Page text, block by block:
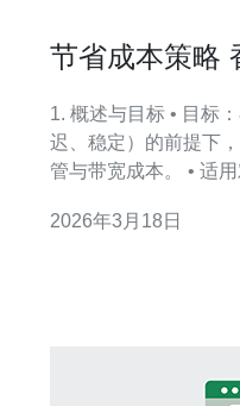
节省成本策略
1. 概述与目标 • 目标：在保障对中国大陆访问体验（低延
迟、稳定）的前提下
管与带宽成本。 • 适
采购、端口带宽策略
2026年3月18日